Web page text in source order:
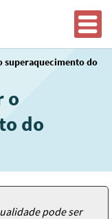
superaquecimento do
o
do
pode ser